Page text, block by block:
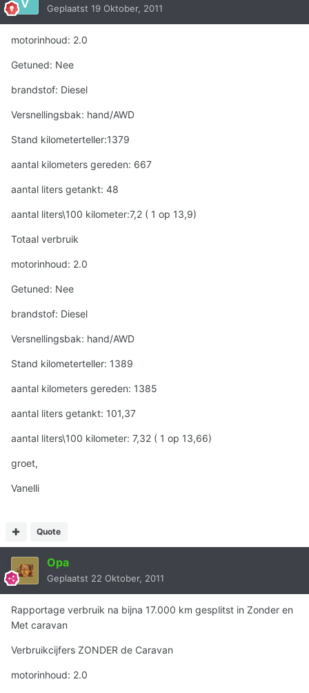
Geplaatst 19 Oktober, 2011
motorinhoud: 2.0
Getuned: Nee
brandstof: Diesel
Versnellingsbak: hand/AWD
Stand kilometerteller:1379
aantal kilometers gereden: 667
aantal liters getankt: 48
aantal liters\100 kilometer:7,2 ( 1 op 13,9)
Totaal verbruik
motorinhoud: 2.0
Getuned: Nee
brandstof: Diesel
Versnellingsbak: hand/AWD
Stand kilometerteller: 1389
aantal kilometers gereden: 1385
aantal liters getankt: 101,37
aantal liters\100 kilometer: 7,32 ( 1 op 13,66)
groet,
Vanelli
Quote
Opa
Geplaatst 22 Oktober, 2011
Rapportage verbruik na bijna 17.000 km gesplitst in Zonder en
Met caravan
Verbruikcijfers ZONDER de Caravan
motorinhoud: 2.0